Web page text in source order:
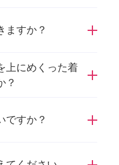
す。
ますか？
けますが、体調に変
控えください。
上にめくった着
？
全体が覆われているの
ですか？
が、洗濯による生地